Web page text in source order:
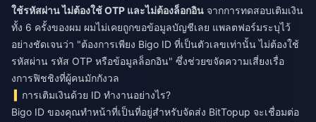
ใช้รหัสผ่าน ไม่ต้องใช้ OTP และไม่ต้องล็อกอิน จากการทดสอบเติมเงิน
ทั้ง 6 ครั้งของผม ผมไม่เคยถูกขอข้อมูลบัญชีเลย แพลตฟอร์มระบุไว้
อย่างชัดเจนว่า "ต้องการเพียง Bigo ID ที่เป็นตัวเลขเท่านั้น ไม่ต้องใช้
รหัสผ่าน รหัส OTP หรือข้อมูลล็อกอิน" ซึ่งช่วยขจัดความเสี่ยงเรื่อ
งการฟิชชิงที่ผู้คนมักกังวล
การเติมเงินด้วย ID ทำงานอย่างไร?
Bigo ID ของคุณทำหน้าที่เป็นที่อยู่สำหรับจัดส่ง BitTopup จะเชื่อมต่อ